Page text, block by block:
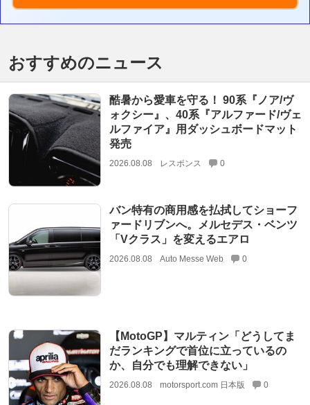
おすすめのニュース
酷暑から愛車を守る！ 90系『ノア/ヴ
ォクシー』、40系『アルファード/ヴェ
ルファイア』用ダッシュボードマット
発売
2026.08.08 レスポンス 0
バン特有の商用感を払拭してショーフ
ァードリブンへ。メルセデス・ベンツ
「Vクラス」を変えるエアロ
2026.08.08 Auto Messe Web 0
【MotoGP】マルティン「どうしてま
だランキングで首位に立っているの
か、自分でも理解できない」
2026.08.08 motorsport.com 日本版 0